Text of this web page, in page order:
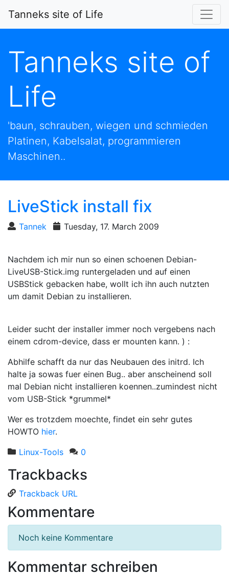
Tanneks site of Life
Tanneks site of
Life
'baun, schrauben, wiegen und schmieden
Platinen, Kabelsalat, programmieren
Maschinen..
LiveStick install fix
Tannek Tuesday, 17. March 2009
Nachdem ich mir nun so einen schoenen Debian-
LiveUSB-Stick.img runtergeladen und auf einen
USBStick gebacken habe, wollt ich ihn auch nutzten
um damit Debian zu installieren.
Leider sucht der installer immer noch vergebens nach
einem cdrom-device, dass er mounten kann. ) :
Abhilfe schafft da nur das Neubauen des initrd. Ich
halte ja sowas fuer einen Bug.. aber anscheinend soll
mal Debian nicht installieren koennen..zumindest nicht
vom USB-Stick *grummel*
Wer es trotzdem moechte, findet ein sehr gutes
HOWTO hier.
Linux-Tools
0
Trackbacks
Trackback URL
Kommentare
Noch keine Kommentare
Kommentar schreiben